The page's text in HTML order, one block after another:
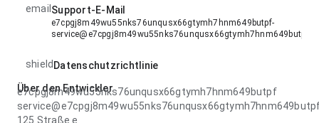
email Support-E-Mail
e7cpgj8m49wu55nks76unqusx66gtymh7hnm649butpf-
shield Datenschutzrichtlinie
Über den Entwickler
e7cpgj8m49wu55nks76unqusx66gtymh7hnm649butpf
125 Straße e